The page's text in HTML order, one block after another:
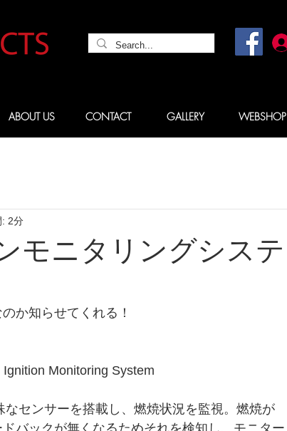
ABOUT US CONTACT GALLERY WEBSHOP
モニタリングシステ
: 2分
か知らせてくれる！
Monitoring System
センサーを搭載し、燃焼状況を監視。燃焼が
バックが無くなるためそれを検知し、モニター